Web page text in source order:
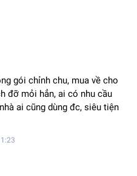
gói chỉnh chu, mua về cho
đỡ mỏi hẳn, ai có nhu cầu
ai cũng dùng đc, siêu tiện